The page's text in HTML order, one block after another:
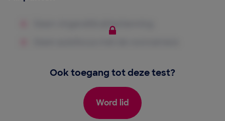
Ook toegang tot deze test?
Word lid